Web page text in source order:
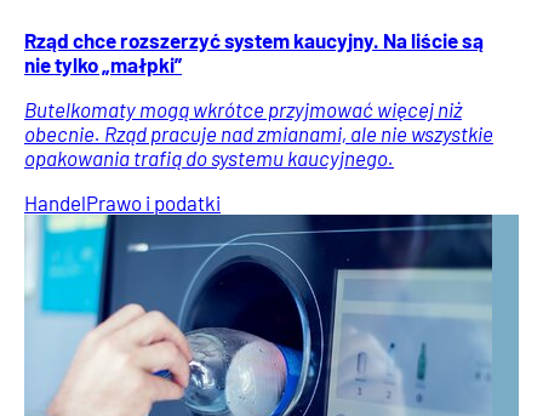
Rząd chce rozszerzyć system kaucyjny. Na liście są
nie tylko „małpki”
Butelkomaty mogą wkrótce przyjmować więcej niż
obecnie. Rząd pracuje nad zmianami, ale nie wszystkie
opakowania trafią do systemu kaucyjnego.
HandelPrawo i podatki